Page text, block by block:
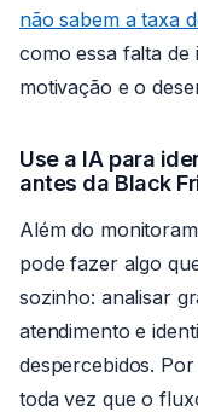
não sabem a taxa
como essa falta
motivação e o
Use a IA para
antes da Black
Além do
pode fazer algo
sozinho: analisar
atendimento e
despercebidos.
toda vez que o